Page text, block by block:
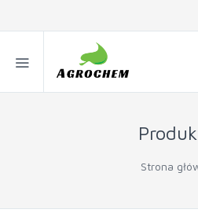
Strona